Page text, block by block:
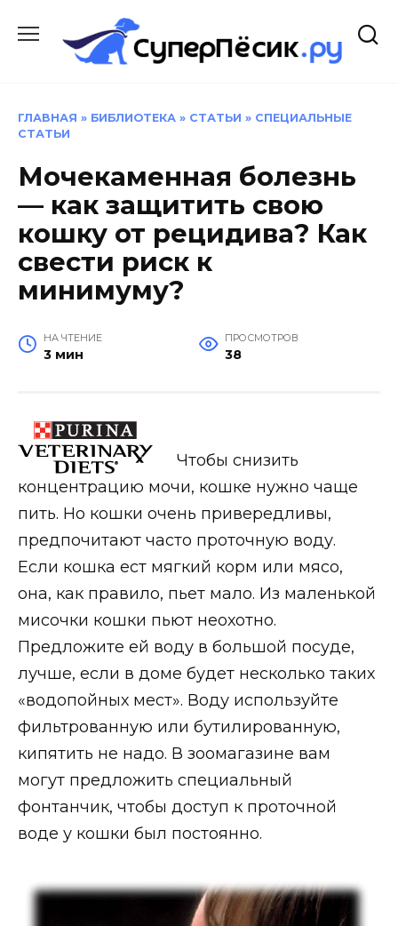
содержанию
ГЛАВНАЯ » БИБЛИОТЕКА » СТАТЬИ » СПЕЦИАЛЬНЫЕ
СТАТЬИ
Мочекаменная болезнь
— как защитить свою
кошку от рецидива? Как
свести риск к
минимуму?
НА ЧТЕНИЕ
3 мин
ПРОСМОТРОВ
38
Чтобы снизить
концентрацию мочи, кошке нужно чаще
пить. Но кошки очень привередливы,
предпочитают часто проточную воду.
Если кошка ест мягкий корм или мясо,
она, как правило, пьет мало. Из маленькой
мисочки кошки пьют неохотно.
Предложите ей воду в большой посуде,
лучше, если в доме будет несколько таких
«водопойных мест». Воду используйте
фильтрованную или бутилированную,
кипятить не надо. В зоомагазине вам
могут предложить специальный
фонтанчик, чтобы доступ к проточной
воде у кошки был постоянно.